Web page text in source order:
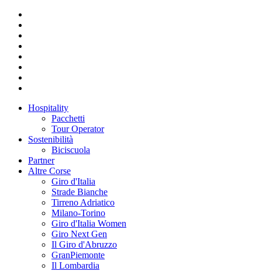
Hospitality
Pacchetti
Tour Operator
Sostenibilità
Biciscuola
Partner
Altre Corse
Giro d'Italia
Strade Bianche
Tirreno Adriatico
Milano-Torino
Giro d'Italia Women
Giro Next Gen
Il Giro d'Abruzzo
GranPiemonte
Il Lombardia